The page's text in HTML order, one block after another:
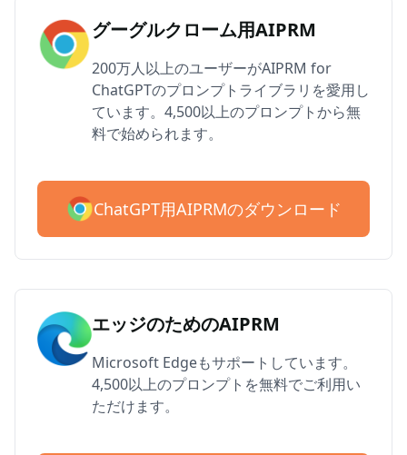
グーグルクローム用AIPRM
200万人以上のユーザーがAIPRM for
ChatGPTのプロンプトライブラリを愛用し
ています。4,500以上のプロンプトから無
料で始められます。
ChatGPT用AIPRMのダウンロード
エッジのためのAIPRM
Microsoft Edgeもサポートしています。
4,500以上のプロンプトを無料でご利用い
ただけます。